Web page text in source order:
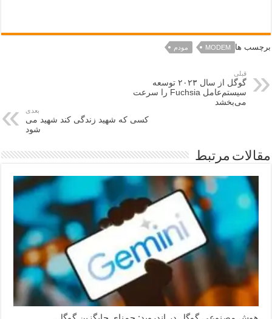
برچسب ها MODEM مودم
قبلی
گوگل از سال ۲۰۲۳ توسعه
سیستم‌عامل Fuchsia را سرعت
می‌بخشد
بعدی
کسی که شهید زندگی کند شهید می
شود
مقالات مرتبط